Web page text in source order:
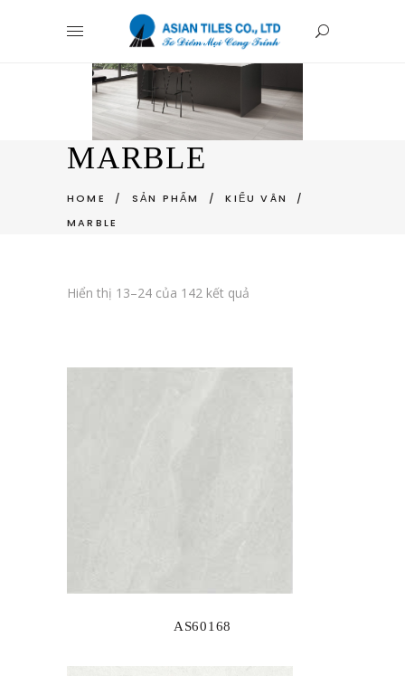
MARBLE
HOME / SẢN PHẨM /KIỂU VÂN
/
MARBLE
Hiển thị 13–24 của 142 kết quả
AS60168